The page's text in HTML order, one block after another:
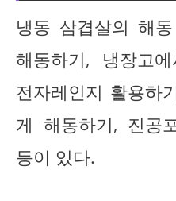
냉동 삼겹살의 해
해동하기, 냉장고
전자레인지 활용하
게 해동하기, 진공
등이 있다.